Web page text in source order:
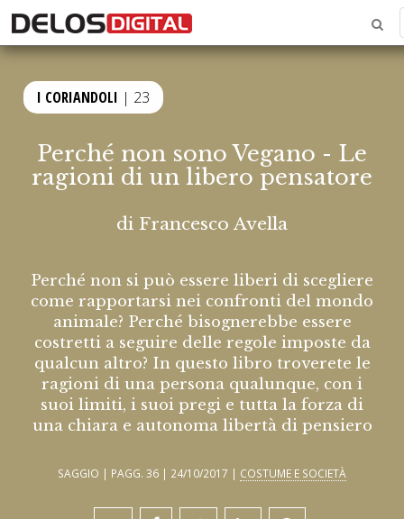
I CORIANDOLI | 23
Perché non sono Vegano - Le
ragioni di un libero pensatore
di Francesco Avella
Perché non si può essere liberi di scegliere
come rapportarsi nei confronti del mondo
animale? Perché bisognerebbe essere
costretti a seguire delle regole imposte da
qualcun altro? In questo libro troverete le
ragioni di una persona qualunque, con i
suoi limiti, i suoi pregi e tutta la forza di
una chiara e autonoma libertà di pensiero
SAGGIO | PAGG. 36 | 24/10/2017 | COSTUME E SOCIETÀ